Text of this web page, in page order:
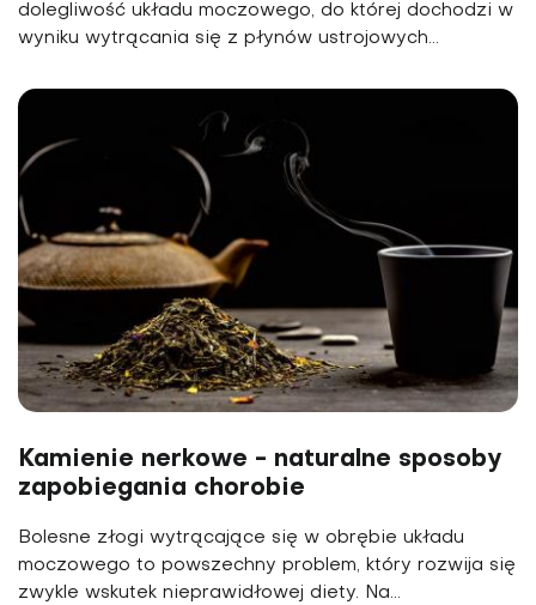
dolegliwość układu moczowego, do której dochodzi w
wyniku wytrącania się z płynów ustrojowych...
Kamienie nerkowe - naturalne sposoby
zapobiegania chorobie
Bolesne złogi wytrącające się w obrębie układu
moczowego to powszechny problem, który rozwija się
zwykle wskutek nieprawidłowej diety. Na...